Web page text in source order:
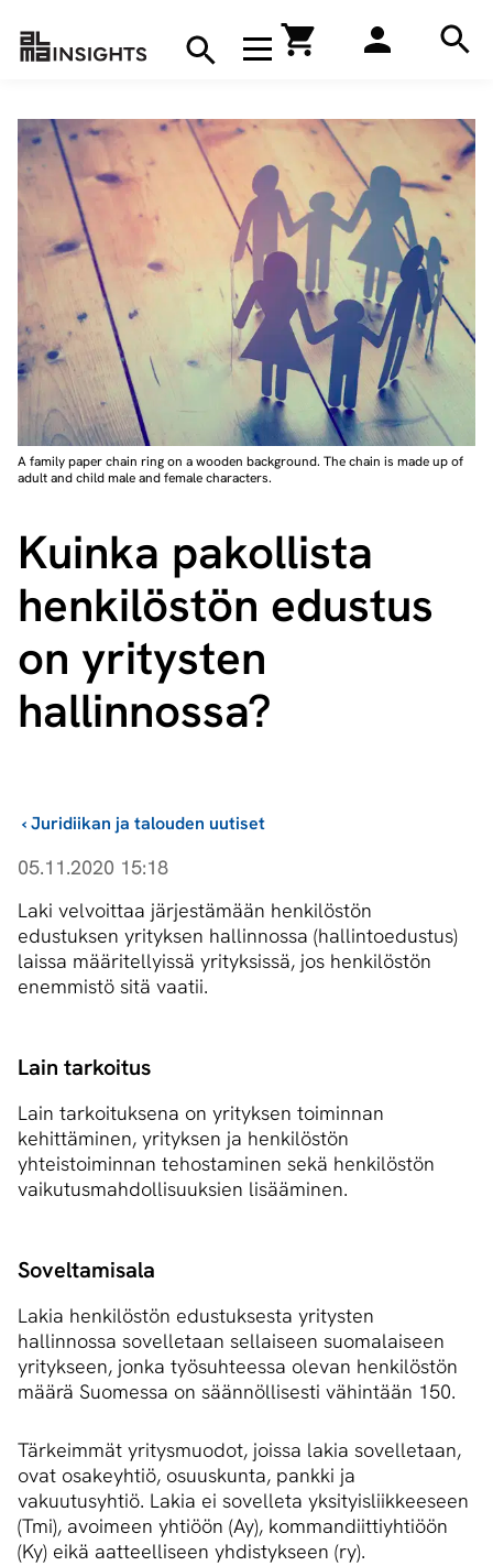
Avaa navigaatio
Hae
A family paper chain ring on a wooden background. The chain is made up of
adult and child male and female characters.
Kuinka pakollista
henkilöstön edustus
on yritysten
hallinnossa?
Juridiikan ja talouden uutiset
›
05.11.2020 15:18
Laki velvoittaa järjestämään henkilöstön
edustuksen yrityksen hallinnossa (hallintoedustus)
laissa määritellyissä yrityksissä, jos henkilöstön
enemmistö sitä vaatii.
Lain tarkoitus
Lain tarkoituksena on yrityksen toiminnan
kehittäminen, yrityksen ja henkilöstön
yhteistoiminnan tehostaminen sekä henkilöstön
vaikutusmahdollisuuksien lisääminen.
Soveltamisala
Lakia henkilöstön edustuksesta yritysten
hallinnossa sovelletaan sellaiseen suomalaiseen
yritykseen, jonka työsuhteessa olevan henkilöstön
määrä Suomessa on säännöllisesti vähintään 150.
Tärkeimmät yritysmuodot, joissa lakia sovelletaan,
ovat osakeyhtiö, osuuskunta, pankki ja
vakuutusyhtiö. Lakia ei sovelleta yksityisliikkeeseen
(Tmi), avoimeen yhtiöön (Ay), kommandiittiyhtiöön
(Ky) eikä aatteelliseen yhdistykseen (ry).